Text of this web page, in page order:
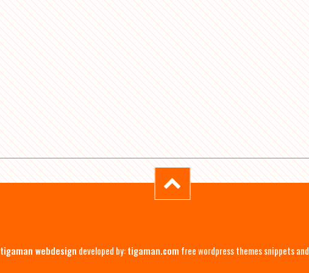
tigaman webdesign developed by:tigaman.com free wordpress themes snippets